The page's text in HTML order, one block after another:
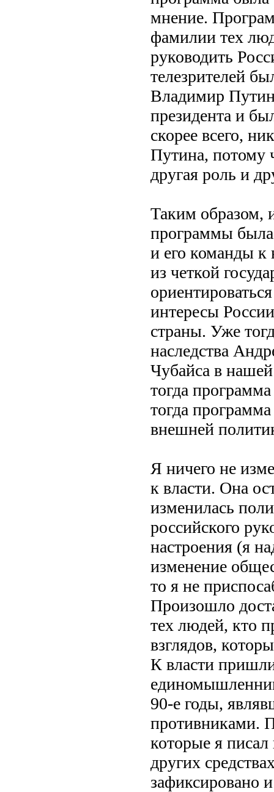
мнение.
фамилии тех
руководить
телезрителей
Владимир
президента и
скорее всего,
Путина, потому
другая роль и
Таким образом,
программы
и его команды к
из четкой
интересы
страны. Уже
наследства
Чубайса в
тогда
тогда
внешней
Я ничего не
к власти. Она
изменилась
российского
настроения (я
изменение
то я не
Произошло
тех людей, кто
взглядов,
К власти
90-е годы,
противниками.
которые я писал
других
зафиксировано